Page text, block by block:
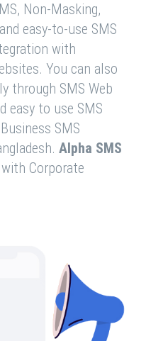
Non-Masking,
easy-to-use SMS
with
You can also
through SMS Web
easy to use SMS
SMS
Alpha SMS
Corporate